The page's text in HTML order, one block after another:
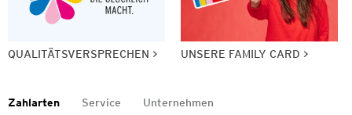
QUALITÄTSVERSPRECHEN UNSERE FAMILY CARD
Zahlarten Service Unternehmen